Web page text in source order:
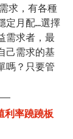
求，有各種
定月配…選擇
需求者，最
己需求的基
嗎？只要管
利率蹺蹺板